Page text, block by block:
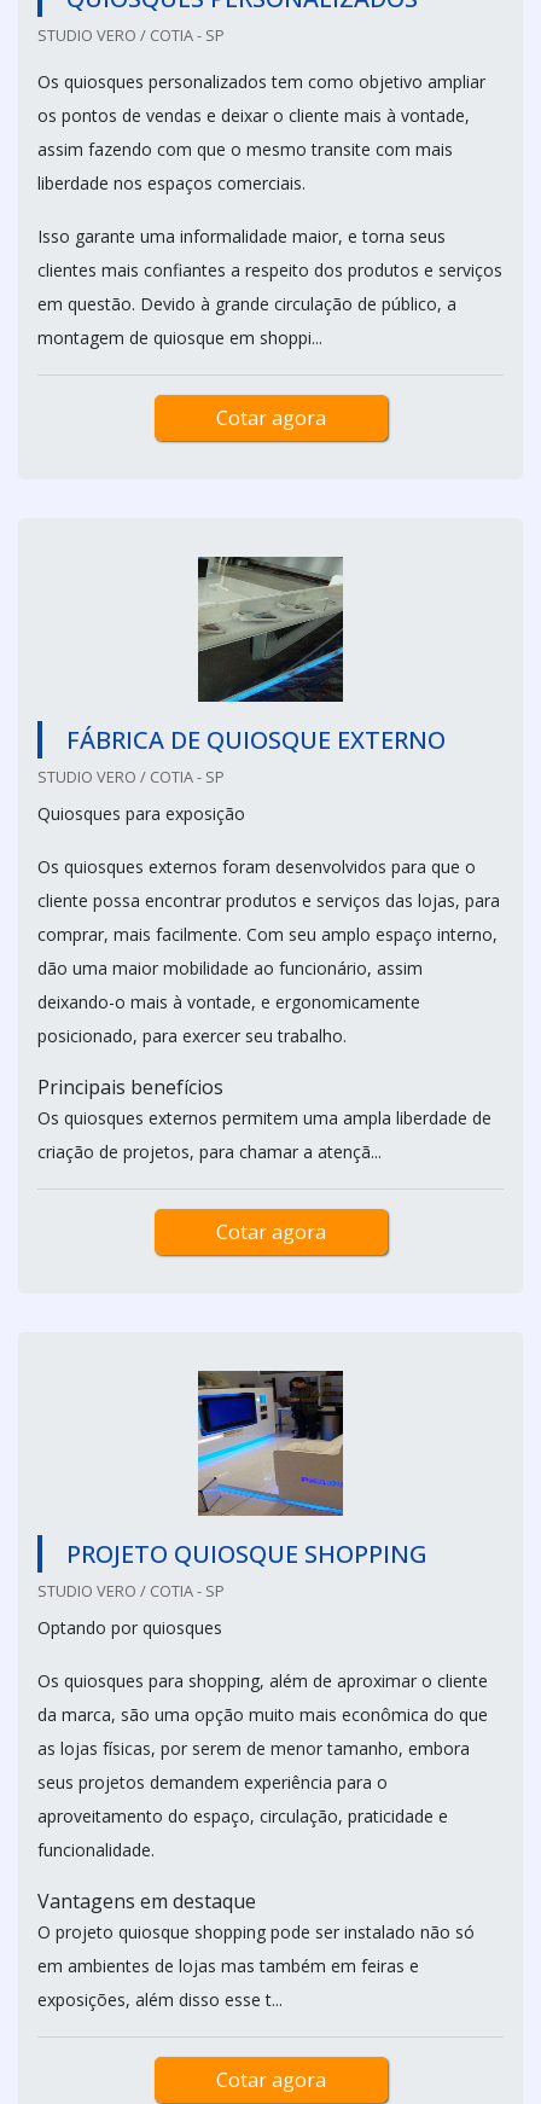
STUDIO VERO / COTIA - SP
Os quiosques personalizados tem como objetivo ampliar
os pontos de vendas e deixar o cliente mais à vontade,
assim fazendo com que o mesmo transite com mais
liberdade nos espaços comerciais.
Isso garante uma informalidade maior, e torna seus
clientes mais confiantes a respeito dos produtos e serviços
em questão. Devido à grande circulação de público, a
montagem de quiosque em shoppi...
Cotar agora
FÁBRICA DE QUIOSQUE EXTERNO
STUDIO VERO / COTIA - SP
Quiosques para exposição
Os quiosques externos foram desenvolvidos para que o
cliente possa encontrar produtos e serviços das lojas, para
comprar, mais facilmente. Com seu amplo espaço interno,
dão uma maior mobilidade ao funcionário, assim
deixando-o mais à vontade, e ergonomicamente
posicionado, para exercer seu trabalho.
Principais benefícios
Os quiosques externos permitem uma ampla liberdade de
criação de projetos, para chamar a atençã...
Cotar agora
PROJETO QUIOSQUE SHOPPING
STUDIO VERO / COTIA - SP
Optando por quiosques
Os quiosques para shopping, além de aproximar o cliente
da marca, são uma opção muito mais econômica do que
as lojas físicas, por serem de menor tamanho, embora
seus projetos demandem experiência para o
aproveitamento do espaço, circulação, praticidade e
funcionalidade.
Vantagens em destaque
O projeto quiosque shopping pode ser instalado não só
em ambientes de lojas mas também em feiras e
exposições, além disso esse t...
Cotar agora